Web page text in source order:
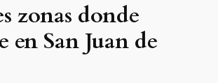
zonas donde
en San Juan de